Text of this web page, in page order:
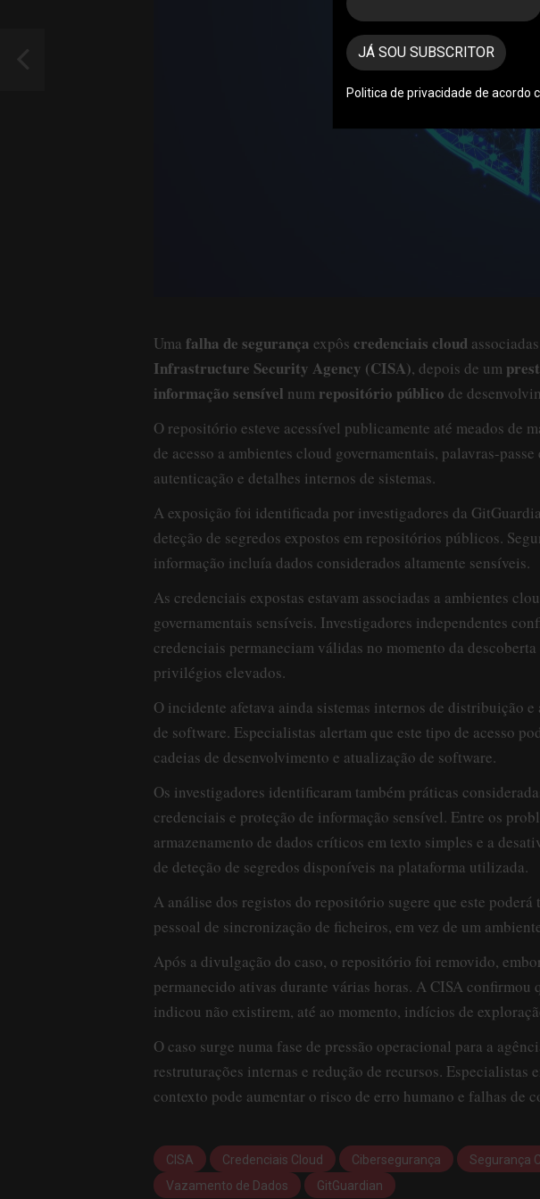
Uma falha de segurança expôs credenciais cloud
Infrastructure Security Agency (CISA), depois de um
informação sensível num repositório público de
O repositório esteve acessível publicamente até meados de
de acesso a ambientes cloud governamentais, palavras-
autenticação e detalhes internos de sistemas.
A exposição foi identificada por investigadores da
deteção de segredos expostos em repositórios públicos.
informação incluía dados considerados altamente sensíveis.
As credenciais expostas estavam associadas a ambientes
governamentais sensíveis. Investigadores independentes
credenciais permaneciam válidas no momento da
privilégios elevados.
O incidente afetava ainda sistemas internos de distribuição e
de software. Especialistas alertam que este tipo de acesso
cadeias de desenvolvimento e atualização de software.
Os investigadores identificaram também práticas
credenciais e proteção de informação sensível. Entre os
armazenamento de dados críticos em texto simples e a
de deteção de segredos disponíveis na plataforma utilizada.
A análise dos registos do repositório sugere que este
pessoal de sincronização de ficheiros, em vez de um
Após a divulgação do caso, o repositório foi removido,
permanecido ativas durante várias horas. A CISA confirmou
indicou não existirem, até ao momento, indícios de
O caso surge numa fase de pressão operacional para a
restruturações internas e redução de recursos. Especialistas
contexto pode aumentar o risco de erro humano e falhas de
CISA Credenciais Cloud Cibersegurança Segurança
Vazamento de Dados
GitGuardian
JÁ SOU SUBSCRITOR
Politica de privacidade de acordo